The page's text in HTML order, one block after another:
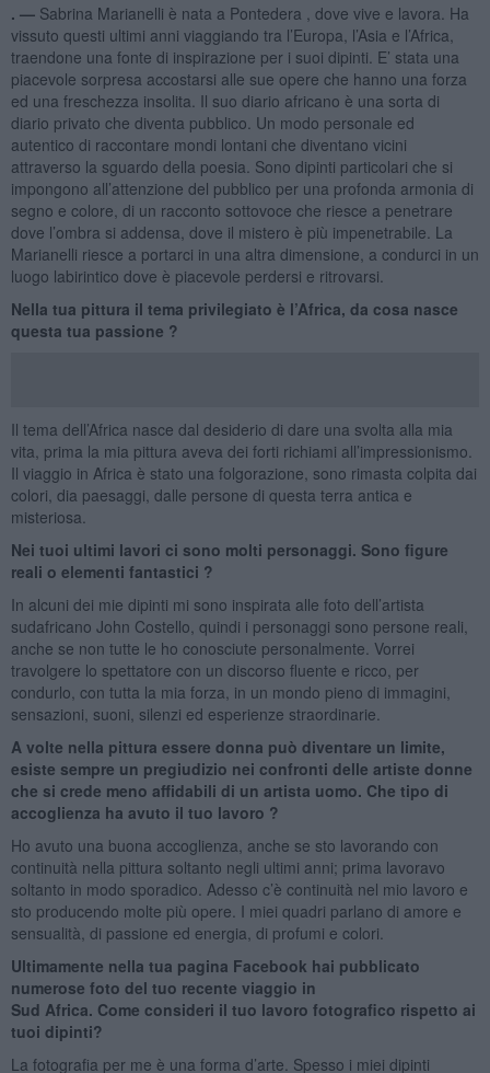
. — Sabrina Marianelli è nata a Pontedera , dove vive e lavora. Ha
vissuto questi ultimi anni viaggiando tra l’Europa, l’Asia e l’Africa,
traendone una fonte di inspirazione per i suoi dipinti. E’ stata una
piacevole sorpresa accostarsi alle sue opere che hanno una forza
ed una freschezza insolita. Il suo diario africano è una sorta di
diario privato che diventa pubblico. Un modo personale ed
autentico di raccontare mondi lontani che diventano vicini
attraverso la sguardo della poesia. Sono dipinti particolari che si
impongono all’attenzione del pubblico per una profonda armonia di
segno e colore, di un racconto sottovoce che riesce a penetrare
dove l’ombra si addensa, dove il mistero è più impenetrabile. La
Marianelli riesce a portarci in una altra dimensione, a condurci in un
luogo labirintico dove è piacevole perdersi e ritrovarsi.
Nella tua pittura il tema privilegiato è l’Africa, da cosa nasce
questa tua passione ?
Il tema dell’Africa nasce dal desiderio di dare una svolta alla mia
vita, prima la mia pittura aveva dei forti richiami all’impressionismo.
Il viaggio in Africa è stato una folgorazione, sono rimasta colpita dai
colori, dia paesaggi, dalle persone di questa terra antica e
misteriosa.
Nei tuoi ultimi lavori ci sono molti personaggi. Sono figure
reali o elementi fantastici ?
In alcuni dei mie dipinti mi sono inspirata alle foto dell’artista
sudafricano John Costello, quindi i personaggi sono persone reali,
anche se non tutte le ho conosciute personalmente. Vorrei
travolgere lo spettatore con un discorso fluente e ricco, per
condurlo, con tutta la mia forza, in un mondo pieno di immagini,
sensazioni, suoni, silenzi ed esperienze straordinarie.
A volte nella pittura essere donna può diventare un limite,
esiste sempre un pregiudizio nei confronti delle artiste donne
che si crede meno affidabili di un artista uomo. Che tipo di
accoglienza ha avuto il tuo lavoro ?
Ho avuto una buona accoglienza, anche se sto lavorando con
continuità nella pittura soltanto negli ultimi anni; prima lavoravo
soltanto in modo sporadico. Adesso c’è continuità nel mio lavoro e
sto producendo molte più opere. I miei quadri parlano di amore e
sensualità, di passione ed energia, di profumi e colori.
Ultimamente nella tua pagina Facebook hai pubblicato
numerose foto del tuo recente viaggio in
Sud Africa. Come consideri il tuo lavoro fotografico rispetto ai
tuoi dipinti?
La fotografia per me è una forma d’arte. Spesso i miei dipinti